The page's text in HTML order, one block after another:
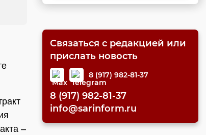
–
Связаться с редакцией или
прислать новость
8 (917) 982-81-37
8 (917) 982-81-37
info@sarinform.ru